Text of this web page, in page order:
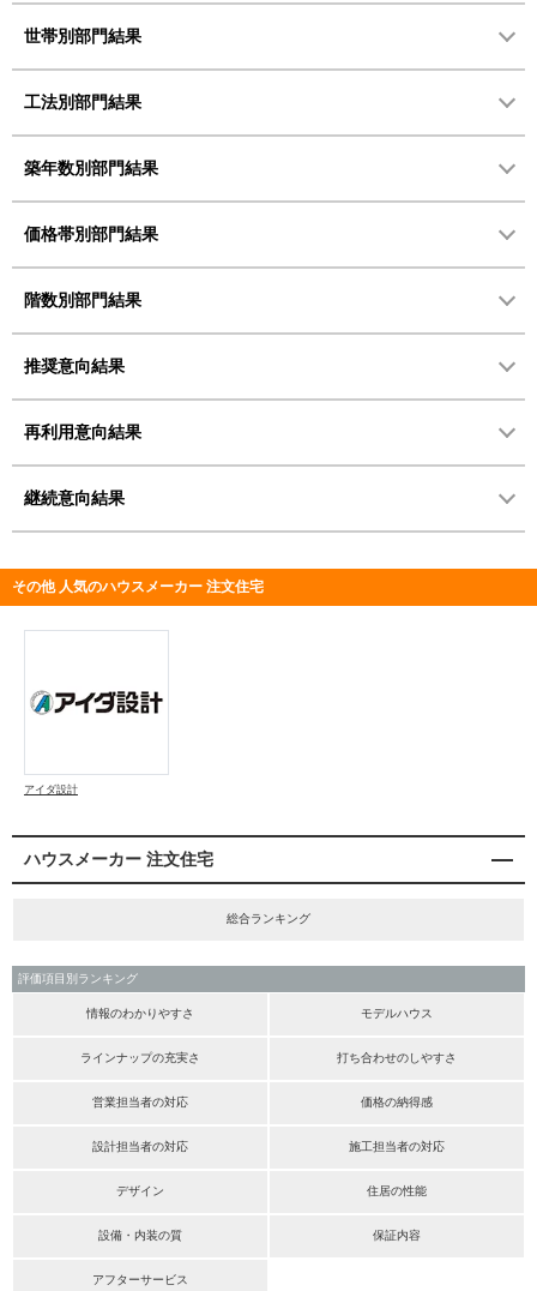
世帯別部門結果
工法別部門結果
築年数別部門結果
価格帯別部門結果
階数別部門結果
推奨意向結果
再利用意向結果
継続意向結果
その他 人気のハウスメーカー 注文住宅
アイダ設計
ハウスメーカー 注文住宅
総合ランキング
評価項目別ランキング
情報のわかりやすさ モデルハウス
ラインナップの充実さ 打ち合わせのしやすさ
営業担当者の対応 価格の納得感
設計担当者の対応 施工担当者の対応
デザイン 住居の性能
設備・内装の質 保証内容
アフターサービス